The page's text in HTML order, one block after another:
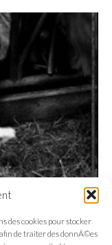
des cookies pour stocker
de traiter des donnÃ©es